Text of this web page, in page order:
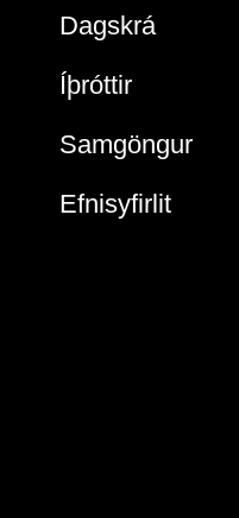
Dagskrá
Íþróttir
Samgöngur
Efnisyfirlit